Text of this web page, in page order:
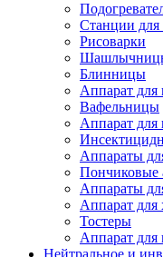
Станции для
Рисоварки
Блинницы
Аппарат для
Вафельницы
Аппарат для
Аппараты
Пончиковые
Аппараты
Аппарат для
Тостеры
Аппарат для
Нейтральное и